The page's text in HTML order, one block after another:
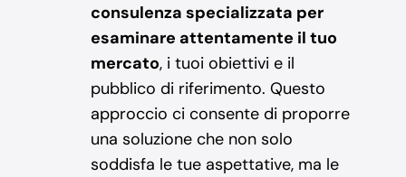
consulenza specializzata per
esaminare attentamente il tuo
mercato, i tuoi obiettivi e il
pubblico di riferimento. Questo
approccio ci consente di proporre
una soluzione che non solo
soddisfa le tue aspettative, ma le